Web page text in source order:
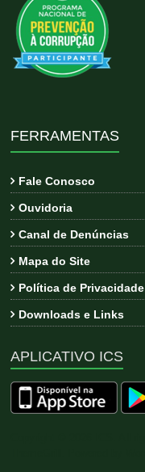
FERRAMENTAS
Fale Conosco
Ouvidoria
Canal de Denúncias
Mapa do Site
Política de Privacidade
Downloads e Links
APLICATIVO ICS